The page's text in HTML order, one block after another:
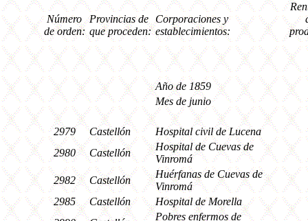
Número
de orden:
Provincias de
que proceden:
Corporaciones y
establecimientos:
Año de 1859
Mes de junio
2979 Castellón
Hospital civil de Lucena
2980
Castellón
Hospital de Cuevas de
Vinromá
2982
Castellón
Huérfanas de Cuevas de
Vinromá
2985
Castellón
Hospital de Morella
Pobres enfermos de